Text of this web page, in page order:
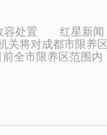
容处置 红星新闻
关将对成都市限养
全市限养区范围内